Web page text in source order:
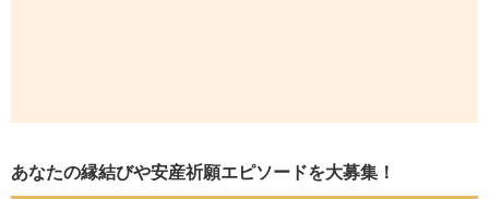
あなたの縁結びや安産祈願エピソードを大募集！